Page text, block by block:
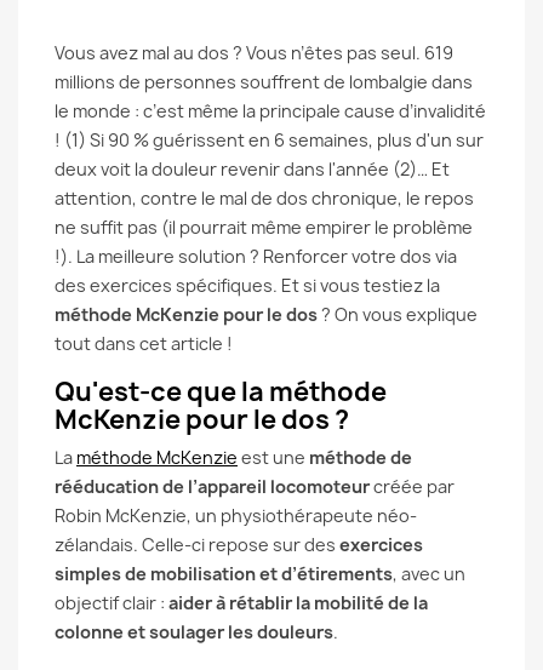
McKenzie !
Vous avez mal au dos ? Vous n’êtes pas seul. 619
millions de personnes souffrent de lombalgie dans
le monde : c’est même la principale cause d’invalidité
! (1) Si 90 % guérissent en 6 semaines, plus d'un sur
deux voit la douleur revenir dans l'année (2)… Et
attention, contre le mal de dos chronique, le repos
ne suffit pas (il pourrait même empirer le problème
!). La meilleure solution ? Renforcer votre dos via
des exercices spécifiques. Et si vous testiez la
méthode McKenzie pour le dos? On vous explique
tout dans cet article !
Qu'est-ce que la méthode
McKenzie pour le dos ?
La méthode McKenzie est une méthode de
rééducation de l’appareil locomoteurcréée par
Robin McKenzie, un physiothérapeute néo-
zélandais. Celle-ci repose sur des exercices
simples de mobilisation et d’étirements, avec un
objectif clair : aider à rétablir la mobilité de la
colonne et soulager les douleurs.